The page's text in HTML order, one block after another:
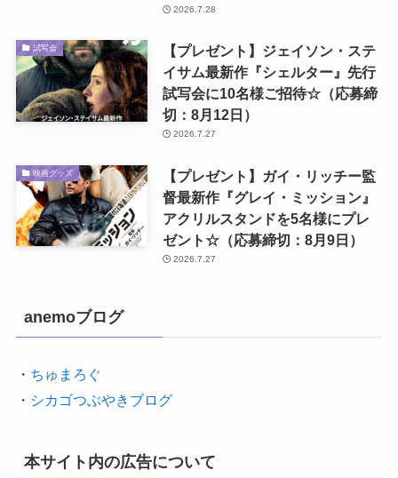
2026.7.28
試写会
【プレゼント】ジェイソン・ステ
イサム最新作『シェルター』先行
試写会に10名様ご招待☆（応募締
切：8月12日）
2026.7.27
映画グッズ
【プレゼント】ガイ・リッチー監
督最新作『グレイ・ミッション』
アクリルスタンドを5名様にプレ
ゼント☆（応募締切：8月9日）
2026.7.27
anemoブログ
・ ちゅまろぐ
・ シカゴつぶやきブログ
本サイト内の広告について